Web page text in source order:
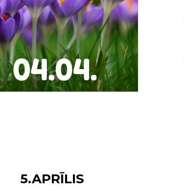
5.APRĪLIS